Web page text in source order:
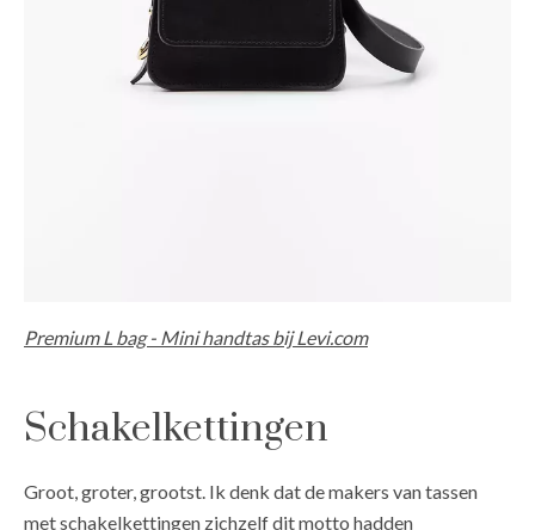
Premium L bag - Mini handtas bij Levi.com
Schakelkettingen
Groot, groter, grootst. Ik denk dat de makers van tassen
met schakelkettingen zichzelf dit motto hadden